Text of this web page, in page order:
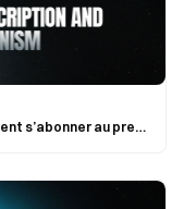
Guide complet des Gate Pre-IPOs : comment s’abonner au premier projet SpaceX (SPCX) (Guide Débutant)